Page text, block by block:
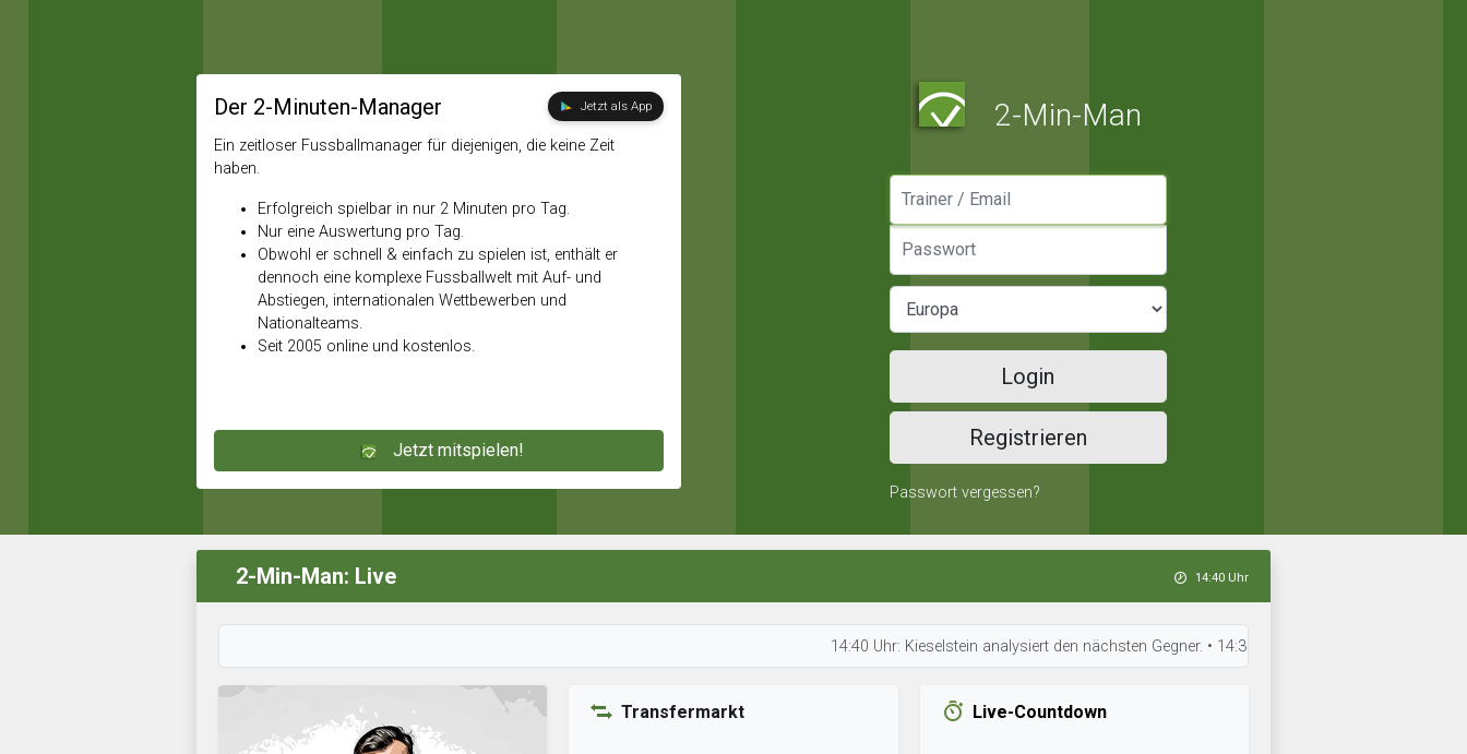
Der 2-Minuten-Manager Jetzt als App
Ein zeitloser Fussballmanager für diejenigen, die keine Zeit
haben.
Erfolgreich spielbar in nur 2 Minuten pro Tag.
Nur eine Auswertung pro Tag.
Obwohl er schnell & einfach zu spielen ist, enthält er
dennoch eine komplexe Fussballwelt mit Auf- und
Abstiegen, internationalen Wettbewerben und
Nationalteams.
Seit 2005 online und kostenlos.
Jetzt mitspielen!
2-Min-Man
Login
Registrieren
Passwort vergessen?
2-Min-Man: Live 14:40 Uhr
14:40 Uhr: Kieselstein analysiert den nächsten Gegner. • 14:39 Uhr: Dynamo Dortmund_09
Transfermarkt Live-Countdown